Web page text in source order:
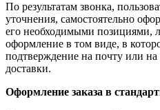
По результатам звонка,
уточнения, самостоятельно
его необходимыми позициями,
оформление в том виде, в
подтверждение на почту или
доставки.
Оформление заказа в